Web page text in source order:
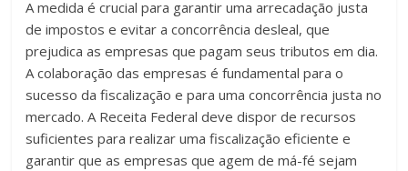
A medida é crucial para garantir uma arrecadação justa
de impostos e evitar a concorrência desleal, que
prejudica as empresas que pagam seus tributos em dia.
A colaboração das empresas é fundamental para o
sucesso da fiscalização e para uma concorrência justa no
mercado. A Receita Federal deve dispor de recursos
suficientes para realizar uma fiscalização eficiente e
garantir que as empresas que agem de má-fé sejam